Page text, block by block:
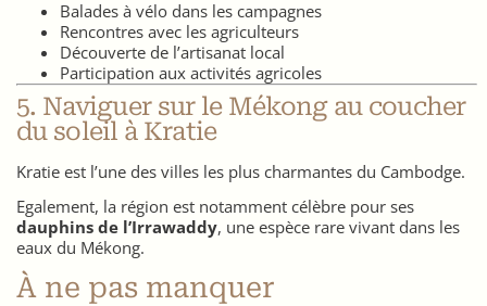
Balades à vélo dans les campagnes
Rencontres avec les agriculteurs
Découverte de l’artisanat local
Participation aux activités agricoles
5. Naviguer sur le Mékong au coucher
du soleil à Kratie
Kratie est l’une des villes les plus charmantes du Cambodge.
Egalement, la région est notamment célèbre pour ses
dauphins de l’Irrawaddy, une espèce rare vivant dans les
eaux du Mékong.
À ne pas manquer